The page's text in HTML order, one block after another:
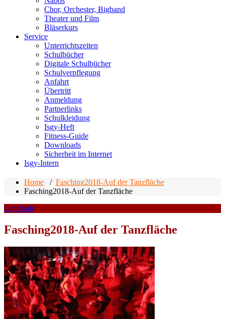
Chor, Orchester, Bigband
Theater und Film
Bläserkurs
Service
Unterrichtszeiten
Schulbücher
Digitale Schulbücher
Schulverpflegung
Anfahrt
Übertritt
Anmeldung
Partnerlinks
Schulkleidung
Isgy-Heft
Fitness-Guide
Downloads
Sicherheit im Internet
Isgy-Intern
Home / Fasching2018-Auf der Tanzfläche
Fasching2018-Auf der Tanzfläche
Lehrkraft
Fasching2018-Auf der Tanzfläche